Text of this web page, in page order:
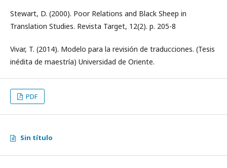
Stewart, D. (2000). Poor Relations and Black Sheep in
Translation Studies. Revista Target, 12(2). p. 205-8
Vivar, T. (2014). Modelo para la revisión de traducciones. (Tesis
inédita de maestría) Universidad de Oriente.
PDF
Sin título